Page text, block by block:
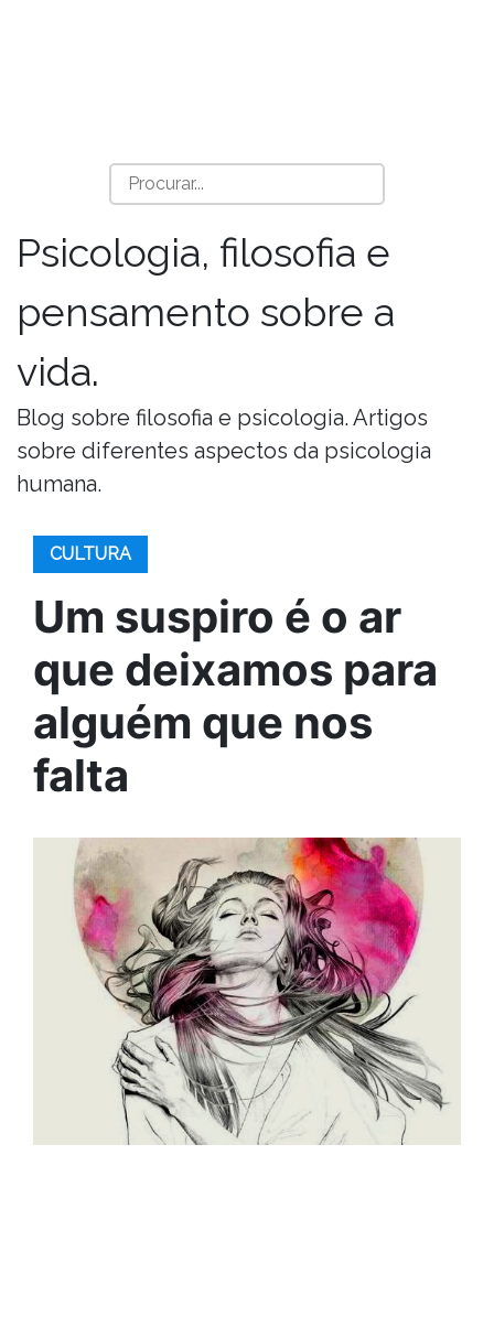
Psicologia, filosofia e
pensamento sobre a
vida.
Blog sobre filosofia e psicologia. Artigos
sobre diferentes aspectos da psicologia
humana.
CULTURA
Um suspiro é o ar
que deixamos para
alguém que nos
falta